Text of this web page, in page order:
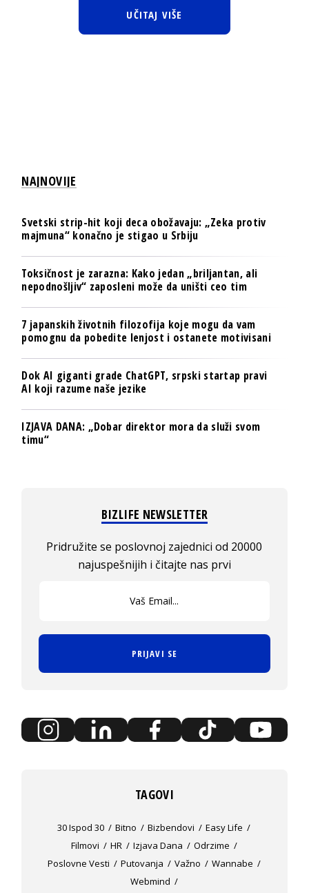
UČITAJ VIŠE
NAJNOVIJE
Svetski strip-hit koji deca obožavaju: „Zeka protiv
majmuna“ konačno je stigao u Srbiju
Toksičnost je zarazna: Kako jedan „briljantan, ali
nepodnošljiv“ zaposleni može da uništi ceo tim
7 japanskih životnih filozofija koje mogu da vam
pomognu da pobedite lenjost i ostanete motivisani
Dok AI giganti grade ChatGPT, srpski startap pravi
AI koji razume naše jezike
IZJAVA DANA: „Dobar direktor mora da služi svom
timu“
BIZLIFE NEWSLETTER
Pridružite se poslovnoj zajednici od 20000
najuspešnijih i čitajte nas prvi
PRIJAVI SE
TAGOVI
30 Ispod 30 Bitno Bizbendovi
Easy Life
Filmovi
HR Izjava Dana
Odrzime
Poslovne Vesti
Putovanja Važno
Wannabe
Webmind